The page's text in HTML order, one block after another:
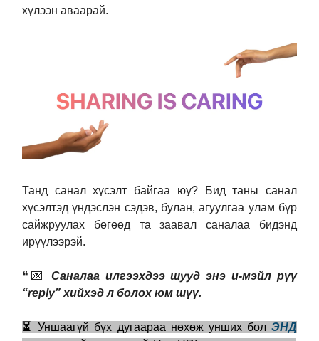
хүлээн аваарай.
Танд санал хүсэлт байгаа юу? Бид таны санал
хүсэлтэд үндэслэн сэдэв, булан, агуулгаа улам бүр
сайжруулах бөгөөд та заавал саналаа бидэнд
ирүүлээрэй.
❝ 💌
Саналаа илгээхдээ шууд энэ и-мэйл рүү
“reply” хийхэд л болох юм шүү.
⏳Уншаагүй бүх дугаараа нөхөж унших бол ЭНД